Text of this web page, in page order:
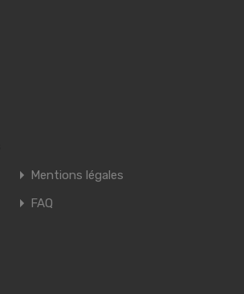
Mentions légales
FAQ